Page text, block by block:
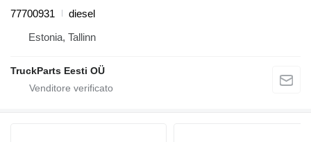
77700931
diesel
Estonia, Tallinn
TruckParts Eesti OÜ